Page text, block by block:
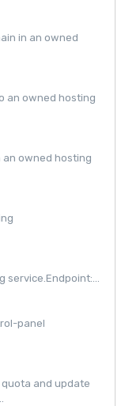
in an owned
an owned hosting
an owned hosting
service.Endpoint:...
panel
and update